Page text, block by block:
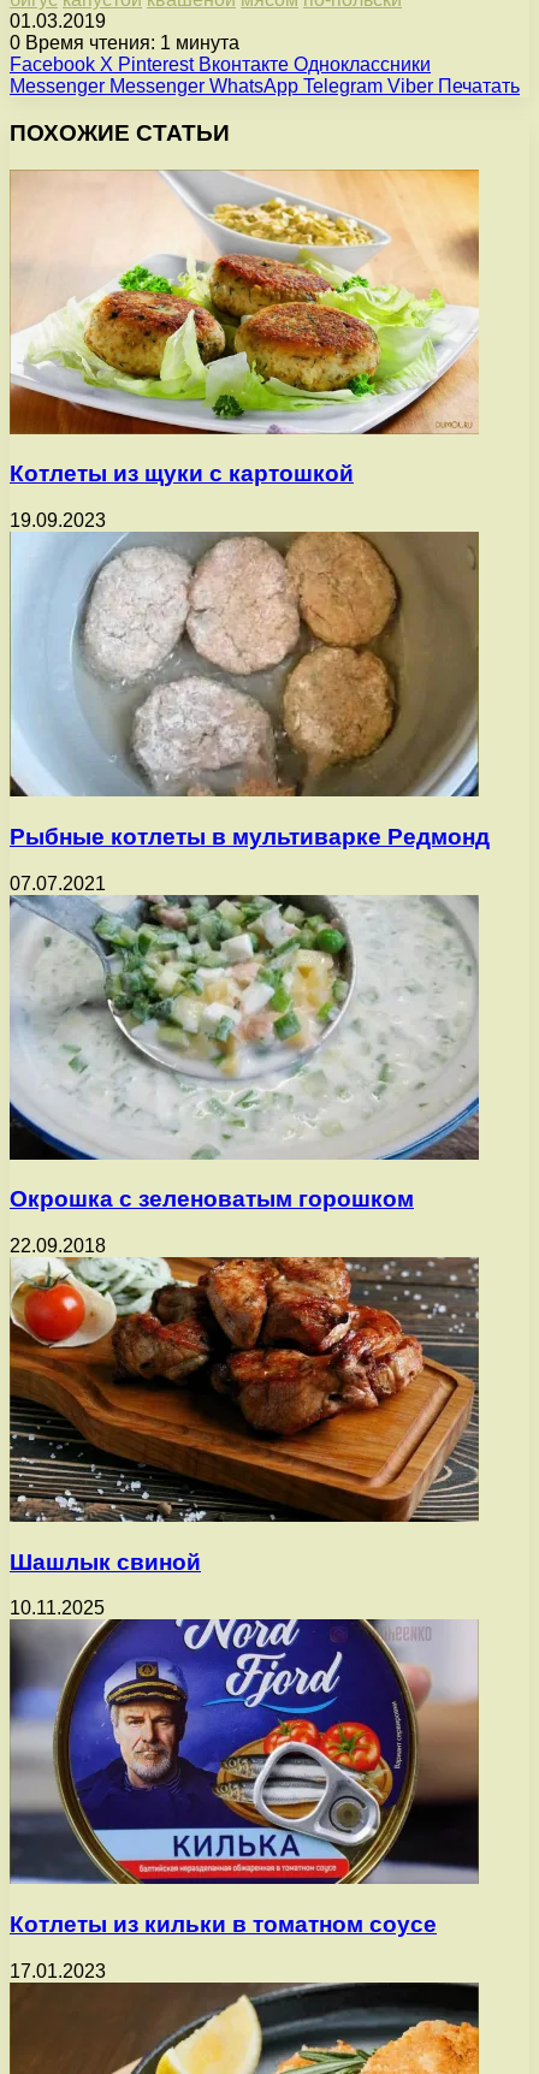
01.03.2019
0 Время чтения: 1 минута
Facebook X Pinterest Вконтакте Одноклассники
Messenger Messenger WhatsApp Telegram Viber Печатать
ПОХОЖИЕ СТАТЬИ
Котлеты из щуки с картошкой
19.09.2023
Рыбные котлеты в мультиварке Редмонд
07.07.2021
Окрошка с зеленоватым горошком
22.09.2018
Шашлык свиной
10.11.2025
Котлеты из кильки в томатном соусе
17.01.2023